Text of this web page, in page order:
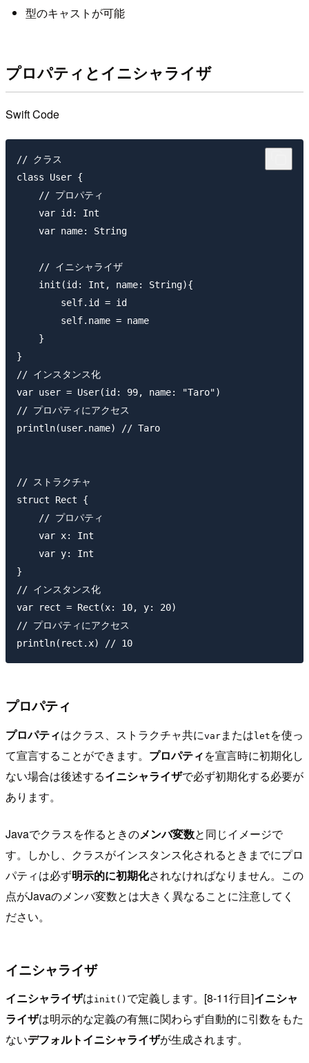
型のキャストが可能
プロパティとイニシャライザ
Swift Code
// クラス
class User {
    // プロパティ
    var id: Int
    var name: String
    // イニシャライザ
    init(id: Int, name: String){
        self.id = id
        self.name = name
    }
}
// インスタンス化
var user = User(id: 99, name: "Taro")
// プロパティにアクセス
println(user.name) // Taro
// ストラクチャ
struct Rect {
    // プロパティ
    var x: Int
    var y: Int
}
// インスタンス化
var rect = Rect(x: 10, y: 20)
// プロパティにアクセス
プロパティ
プロパティはクラス、ストラクチャ共にvar またはlet を使っ
て宣言することができます。 プロパティを宣言時に初期化し
ない場合は後述するイニシャライザで必ず初期化する必要が
あります。
Javaでクラスを作るときのメンバ変数と同じイメージで
す。しかし、クラスがインスタンス化されるときまでにプロ
パティは必ず明示的に初期化されなければなりません。この
点がJavaのメンバ変数とは大きく異なることに注意してく
ださい。
イニシャライザ
イニシャライザはinit() で定義します。[8-11行目]イニシャ
ライザは明示的な定義の有無に関わらず自動的に引数をもた
ないデフォルトイニシャライザが生成されます。